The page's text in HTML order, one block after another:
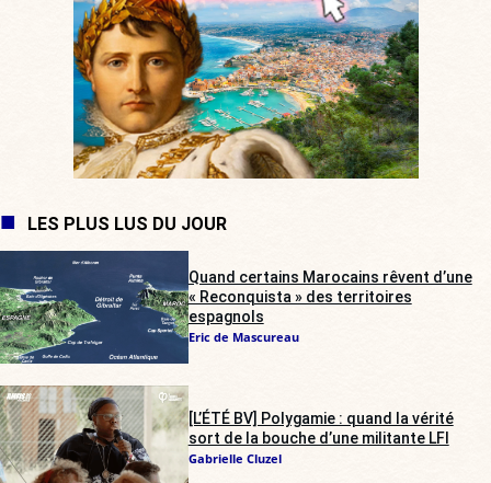
LES PLUS LUS DU JOUR
Quand certains Marocains rêvent d’une
« Reconquista » des territoires
espagnols
Eric de Mascureau
[L’ÉTÉ BV] Polygamie : quand la vérité
sort de la bouche d’une militante LFI
Gabrielle Cluzel